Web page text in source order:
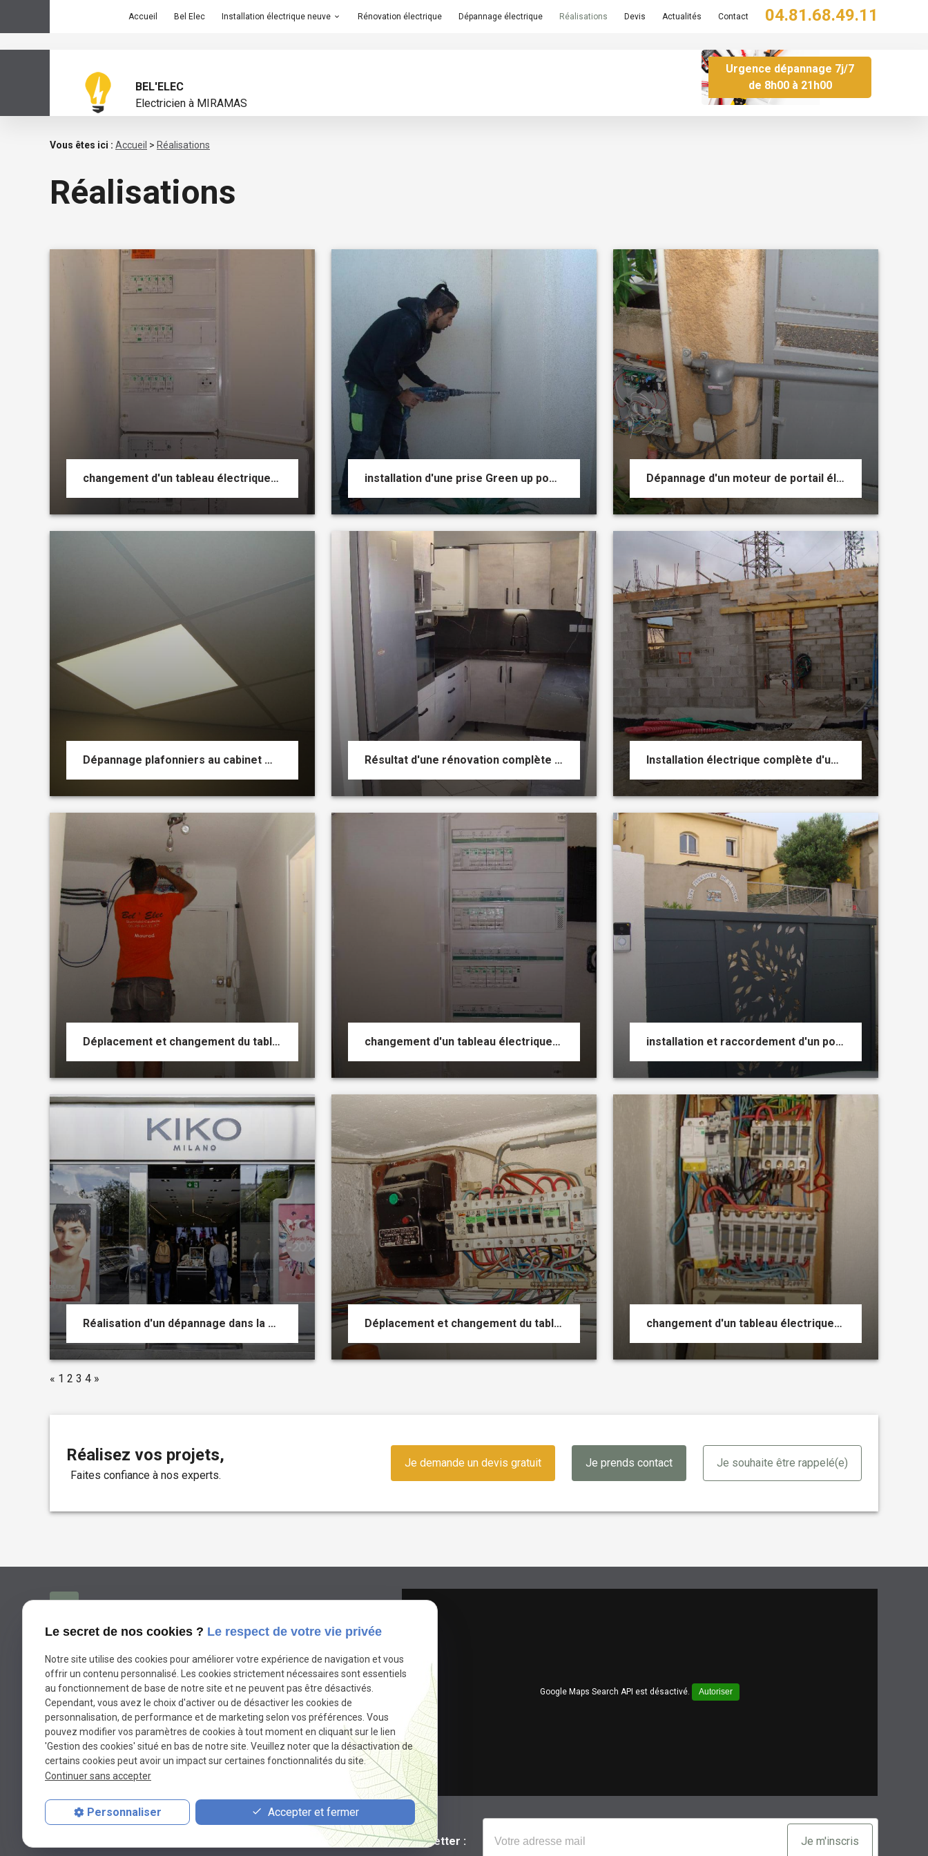
BEL'ELEC
Electricien à MIRAMAS
Accueil Bel Elec Installation électrique neuve Rénovation électrique Dépannage électrique Réalisations Devis Actualités Contact 04.81.68.49.11
Urgence dépannage 7j/7
de 8h00 à 21h00
Vous êtes ici : Accueil > Réalisations
Réalisations
changement d'un tableau électrique 1 rangée pour un 3 rangées installation d'une prise Green up pour voiture électrique Dépannage d'un moteur de portail électrique avec programmation
Dépannage plafonniers au cabinet médical audition santé sur Salon de Provence Résultat d'une rénovation complète d'une cuisine aménagée par votre électricien Installation électrique complète d'un logement en construction Miramas
Déplacement et changement du tableau électrique d'un logement changement d'un tableau électrique 3 rangées pour un 4 rangée installation et raccordement d'un portail électrique neuf d'une villa
Réalisation d'un dépannage dans la boutique KIKO d'un centre commercial Déplacement et changement du tableau électrique d'un logement changement d'un tableau électrique avec mise aux normes électriques
« 1 2 3 4 »
Réalisez vos projets,
faites confiance à nos experts.
Je demande un devis gratuit Je prends contact Je souhaite être rappelé(e)
phone 04.81.68.49.11
place
175 Impasse de Taussane Nord
13140 MIRAMAS
mail contact@beledam-electricite.fr
Google Maps Search API est désactivé. Autoriser
Newsletter :
Le secret de nos cookies ? Le respect de votre vie privée
Notre site utilise des cookies pour améliorer votre expérience de navigation et vous
offrir un contenu personnalisé. Les cookies strictement nécessaires sont essentiels
au fonctionnement de base de notre site et ne peuvent pas être désactivés.
Cependant, vous avez le choix d'activer ou de désactiver les cookies de
personnalisation, de performance et de marketing selon vos préférences. Vous
pouvez modifier vos paramètres de cookies à tout moment en cliquant sur le lien
'Gestion des cookies' situé en bas de notre site. Veuillez noter que la désactivation de
certains cookies peut avoir un impact sur certaines fonctionnalités du site.
Continuer sans accepter
Personnaliser Accepter et fermer